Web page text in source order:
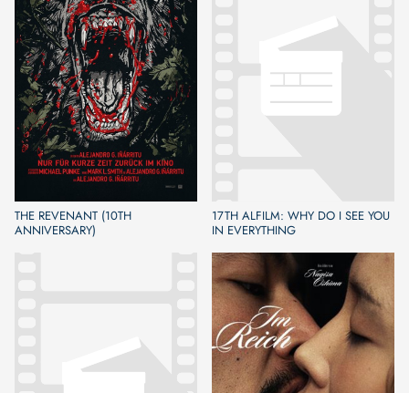
THE REVENANT (10TH
ANNIVERSARY)
17TH ALFILM: WHY DO I SEE YOU
IN EVERYTHING